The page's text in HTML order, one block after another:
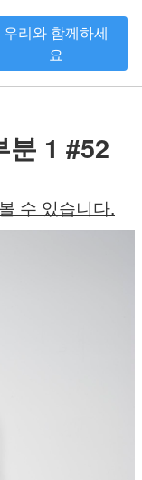
우리와 함께하세
요
1 #52
수 있습니다.